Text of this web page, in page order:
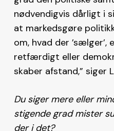
nødvendigvis dårligt i
at markedsgøre
om, hvad der
retfærdigt eller
skaber afstand,” siger
Du siger mere eller
stigende grad mister
der i det?